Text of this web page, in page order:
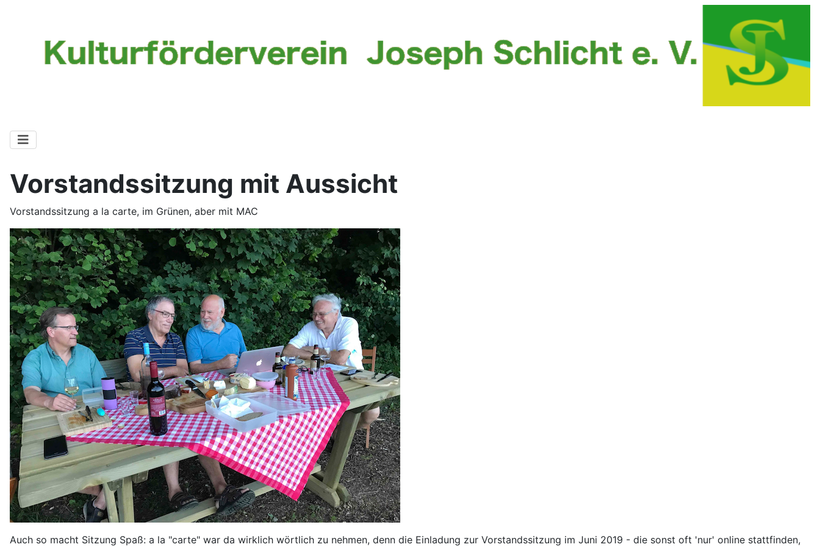
Vorstandssitzung mit Aussicht
Vorstandssitzung a la carte, im Grünen, aber mit MAC
Auch so macht Sitzung Spaß: a la "carte" war da wirklich wörtlich zu nehmen, denn die Einladung zur Vorstandssitzung im Juni 2019 - die sonst oft 'nur' online stattfinden,